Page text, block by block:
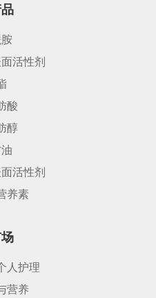
活性剂
酸
醇
活性剂
养素
人护理
营养